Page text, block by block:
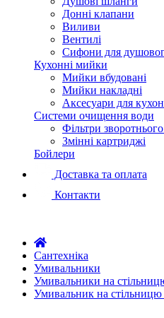
Донні клапани
Виливи
Вентилі
Сифони для
Кухонні мийки
Мийки вбудовані
Мийки накладні
Аксесуари для
Системи очищення води
Фільтри
Змінні картриджі
Бойлери
Доставка та оплата
Контакти
Сантехніка
Умивальники
Умивальники на
Умивальник на